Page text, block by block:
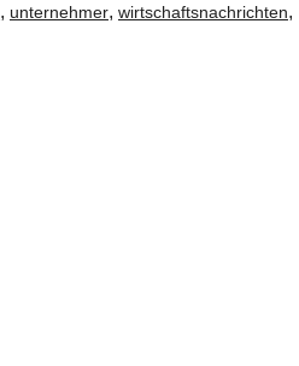
, unternehmer, wirtschaftsnachrichten,